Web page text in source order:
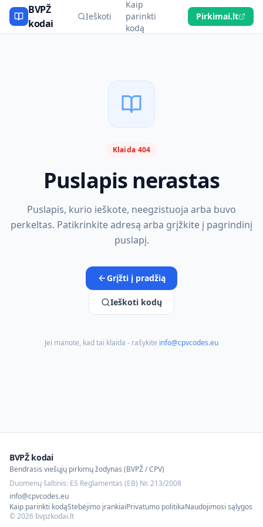
BVPŽ
kodai
Ieškoti
Kaip
parinkti
kodą
Pirkimai.lt
Klaida 404
Puslapis nerastas
Puslapis, kurio ieškote, neegzistuoja arba buvo
perkeltas. Patikrinkite adresą arba grįžkite į pagrindinį
puslapį.
Grįžti į pradžią
Ieškoti kodų
Jei manote, kad tai klaida - rašykite info@cpvcodes.eu
BVPŽ kodai
Bendrasis viešųjų pirkimų žodynas (BVPŽ / CPV)
Duomenų šaltinis: ES Reglamentas (EB) Nr. 213/2008
info@cpvcodes.eu
Kaip parinkti kodąStebėjimo įrankiaiPrivatumo politikaNaudojimosi sąlygos
©2026 bvpzkodai.lt